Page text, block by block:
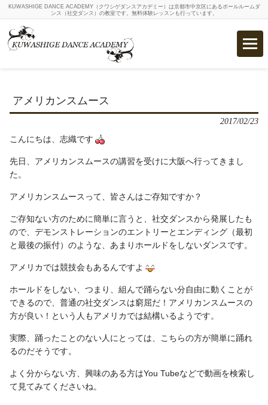
KUWASHIGE DANCE ACADEMY（クワシゲダンスアカデミー）は京都市中京区にあるボールルームダ
ンス（社交ダンス）の教室です。無料体験レッスンも行っています。
アメリカンスムース
2017/02/23
こんにちは、志織です
先日、アメリカンスムースの講習を受けに大阪へ行ってきまし
た。
アメリカンスムースって、皆さんはご存知ですか？
ご存知ない方のために簡単に言うと、社交ダンスから発展したも
ので、デモンストレーションのエントリーとエンディング（最初
と最後の振付）のような、あまりホールドをしないダンスです。
アメリカでは競技会もあるんですよ
ホールドをしない、つまり、組んで踊らない分自由に動くことが
できるので、普通の社交ダンスは窮屈だ！アメリカンスムースの
方が良い！という人もアメリカでは結構いるようです。
実際、踊ったことのない人にとっては、こちらの方が簡単に踊れ
るのだそうです。
よく分からない方、興味のある方はYou Tubeなどで動画を検索し
て見てみてくださいね。